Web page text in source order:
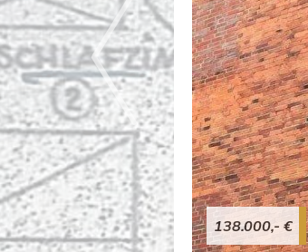
138.000,- €